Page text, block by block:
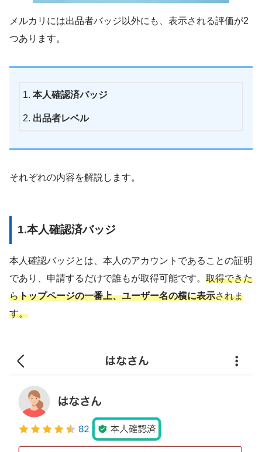
メルカリには出品者バッジ以外にも、表示される評価が2
つあります。
本人確認済バッジ
出品者レベル
それぞれの内容を解説します。
1.本人確認済バッジ
本人確認バッジとは、本人のアカウントであることの証明
であり、申請するだけで誰もが取得可能です。 取得できた
らトップページの一番上、ユーザー名の横に表示されま
す。